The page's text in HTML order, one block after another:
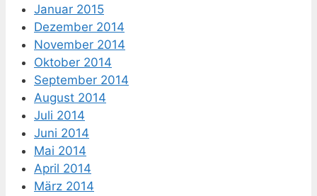
Januar 2015
Dezember 2014
November 2014
Oktober 2014
September 2014
August 2014
Juli 2014
Juni 2014
Mai 2014
April 2014
März 2014